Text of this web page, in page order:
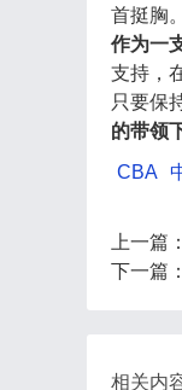
首挺胸。
作为一
支持，
只要保
的带领
CBA
上一篇：
下一篇：
相关内